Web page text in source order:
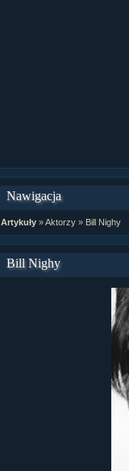
Nawigacja
Artykuły»Aktorzy» Bill Nighy
Bill Nighy